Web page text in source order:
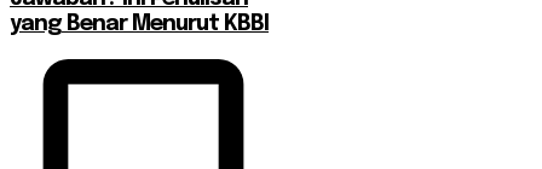
yang Benar Menurut KBBI